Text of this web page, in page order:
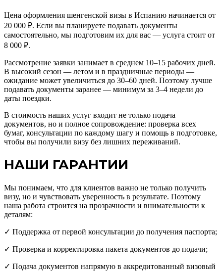
Цена оформления шенгенской визы в Испанию начинается от
20 000 ₽. Если вы планируете подавать документы
самостоятельно, мы подготовим их для вас — услуга стоит от
8 000 ₽.
Рассмотрение заявки занимает в среднем 10–15 рабочих дней.
В высокий сезон — летом и в праздничные периоды —
ожидание может увеличиться до 30–60 дней. Поэтому лучше
подавать документы заранее — минимум за 3–4 недели до
даты поездки.
В стоимость наших услуг входит не только подача
документов, но и полное сопровождение: проверка всех
бумаг, консультации по каждому шагу и помощь в подготовке,
чтобы вы получили визу без лишних переживаний.
НАШИ ГАРАНТИИ
Мы понимаем, что для клиентов важно не только получить
визу, но и чувствовать уверенность в результате. Поэтому
наша работа строится на прозрачности и внимательности к
деталям:
✓ Поддержка от первой консультации до получения паспорта;
✓ Проверка и корректировка пакета документов до подачи;
✓ Подача документов напрямую в аккредитованный визовый